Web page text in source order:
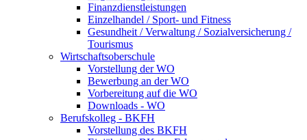
Finanzdienstleistungen
Einzelhandel / Sport- und Fitness
Gesundheit / Verwaltung / Sozialversicherung /
Tourismus
Wirtschaftsoberschule
Vorstellung der WO
Bewerbung an der WO
Vorbereitung auf die WO
Downloads - WO
Berufskolleg - BKFH
Vorstellung des BKFH